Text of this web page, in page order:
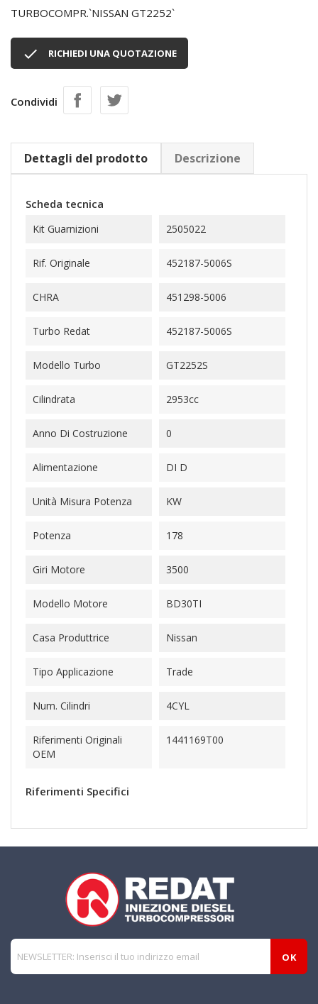
TURBOCOMPR.`NISSAN GT2252`
 RICHIEDI UNA QUOTAZIONE
Condividi
Dettagli del prodotto Descrizione
Scheda tecnica
Kit Guarnizioni 2505022
Rif. Originale 452187-5006S
CHRA 451298-5006
Turbo Redat 452187-5006S
Modello Turbo GT2252S
Cilindrata 2953cc
Anno Di Costruzione 0
Alimentazione DI D
Unità Misura Potenza KW
Potenza 178
Giri Motore 3500
Modello Motore BD30TI
Casa Produttrice Nissan
Tipo Applicazione Trade
Num. Cilindri 4CYL
Riferimenti Originali
OEM
1441169T00
Riferimenti Specifici